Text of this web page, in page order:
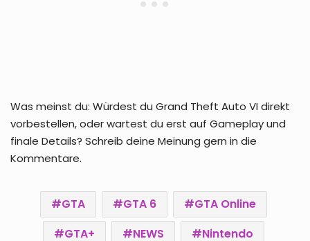
Was meinst du: Würdest du Grand Theft Auto VI direkt
vorbestellen, oder wartest du erst auf Gameplay und
finale Details? Schreib deine Meinung gern in die
Kommentare.
GTA GTA 6
GTA Online
GTA+
NEWS
Nintendo